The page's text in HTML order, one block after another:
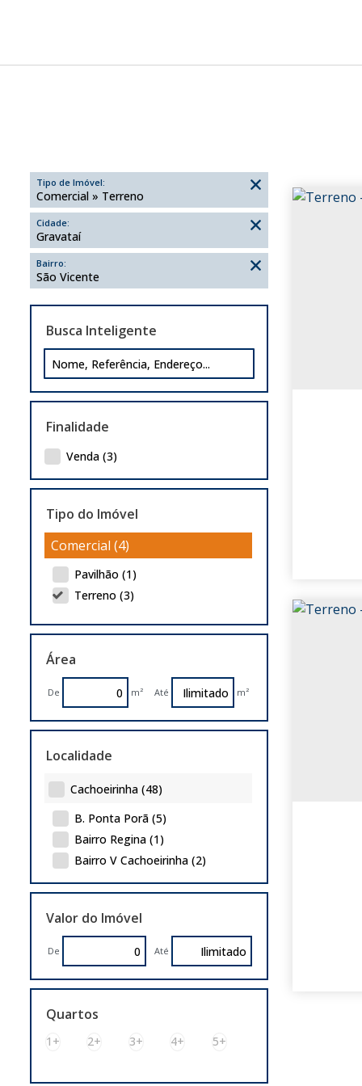
Tipo de Imóvel:
Comercial » Terreno
Cidade:
Gravataí
Bairro:
São Vicente
Busca Inteligente
Finalidade
Venda (3)
Tipo do Imóvel
Comercial (4)
Pavilhão (1)
Terreno (3)
Área
De m² Até m²
Localidade
Cachoeirinha (48)
B. Ponta Porã (5)
Bairro Regina (1)
Bairro V Cachoeirinha (2)
Bairro Vista Alegre (2)
City (10)
Distrito Industrial (3)
Eunice Velha (1)
Fátima (1)
Imbui (1)
Jardim Betânia (1)
Valor do Imóvel
De Até
Quartos
1+ 2+ 3+ 4+ 5+